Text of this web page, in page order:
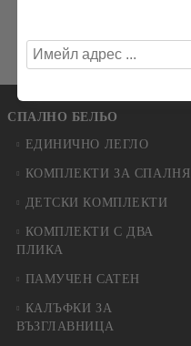
СПАЛНО БЕЛЬО
ЕДИНИЧНО ЛЕГЛО
КОМПЛЕКТИ ЗА СПАЛНЯ
ДЕТСКИ КОМПЛЕКТИ
КОМПЛЕКТИ С ДВА
ПЛИКА
ПАМУЧЕН САТЕН
КАЛЪФКИ ЗА
ВЪЗГЛАВНИЦА